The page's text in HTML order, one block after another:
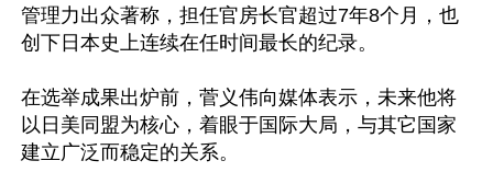
管理力出众著称，担任官房长官超过7年8个月，也
创下日本史上连续在任时间最长的纪录。
在选举成果出炉前，菅义伟向媒体表示，未来他将
以日美同盟为核心，着眼于国际大局，与其它国家
建立广泛而稳定的关系。